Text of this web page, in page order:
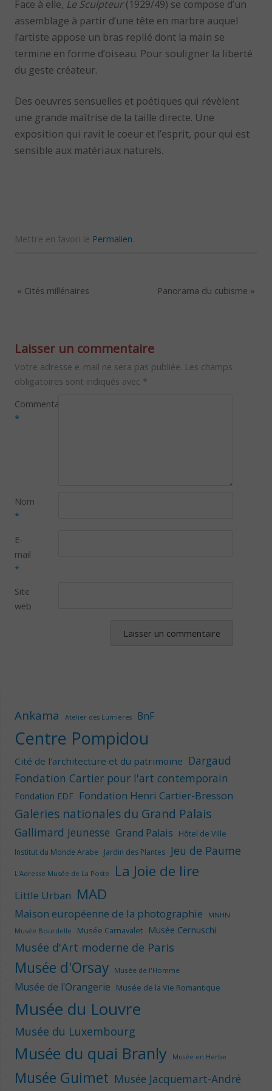
Face à elle, Le Sculpteur(1929/49) se compose d’un
assemblage à partir d’une tête en marbre auquel
l’artiste appose un bras replié dont la main se
termine en forme d’oiseau. Pour souligner la liberté
du geste créateur.
Des oeuvres sensuelles et poétiques qui révèlent
une grande maîtrise de la taille directe. Une
exposition qui ravit le coeur et l’esprit, pour qui est
sensible aux matériaux naturels.
Mettre en favori le Permalien.
« Cités millénaires Panorama du cubisme »
Laisser un commentaire
Votre adresse e-mail ne sera pas publiée. Les champs
obligatoires sont indiqués avec *
Commentaire
*
Nom
*
E-
mail
*
Site
web
Ankama Atelier des Lumières BnF
Centre Pompidou
Cité de l'architecture et du patrimoine Dargaud
Fondation Cartier pour l'art contemporain
Fondation EDF Fondation Henri Cartier-Bresson
Galeries nationales du Grand Palais
Gallimard Jeunesse Grand Palais Hôtel de Ville
Institut du Monde Arabe Jardin des Plantes Jeu de Paume
L'Adresse Musée de La Poste La Joie de lire
Little Urban MAD
Maison européenne de la photographie
MNHN
Musée Bourdelle
Musée Carnavalet Musée Cernuschi
Musée d'Art moderne de Paris
Musée d'Orsay Musée de l'Homme
Musée de l'Orangerie Musée de la Vie Romantique
Musée du Louvre
Musée du Luxembourg
Musée du quai Branly Musée en Herbe
Musée Guimet Musée Jacquemart-André